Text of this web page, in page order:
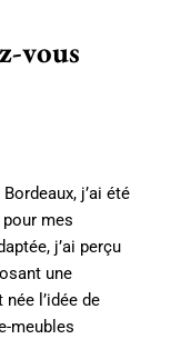
vous
j’ai été
mes
j’ai perçu
une
l’idée de
meubles